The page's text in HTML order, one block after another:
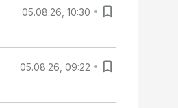
05.08.26, 10:30
05.08.26, 09:22